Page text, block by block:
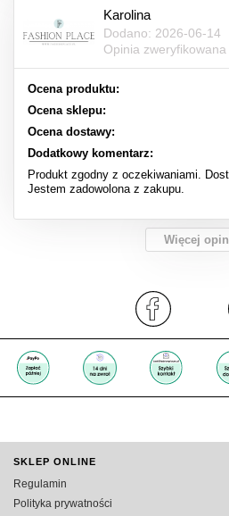
Karolina
Dodano: 2026-06-14
Opinia zweryfikowana
Ocena produktu:
Ocena sklepu:
Ocena dostawy:
Dodatkowy komentarz:
Produkt zgodny z oczekiwaniami.
Jestem zadowolona z zakupu.
Więcej
SKLEP ONLINE
Regulamin
Polityka prywatności